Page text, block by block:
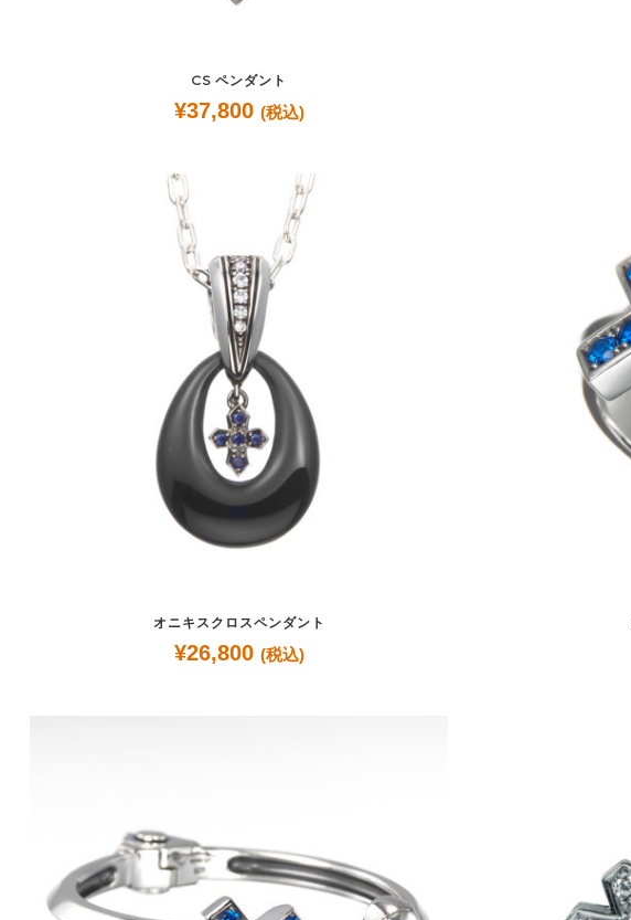
CS ペンダント
¥37,800 (税込)
オニキスクロスペンダント
¥26,800 (税込)